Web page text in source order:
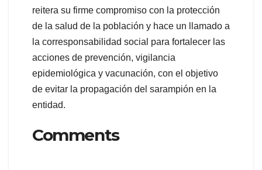
reitera su firme compromiso con la protección
de la salud de la población y hace un llamado a
la corresponsabilidad social para fortalecer las
acciones de prevención, vigilancia
epidemiológica y vacunación, con el objetivo
de evitar la propagación del sarampión en la
entidad.
Comments